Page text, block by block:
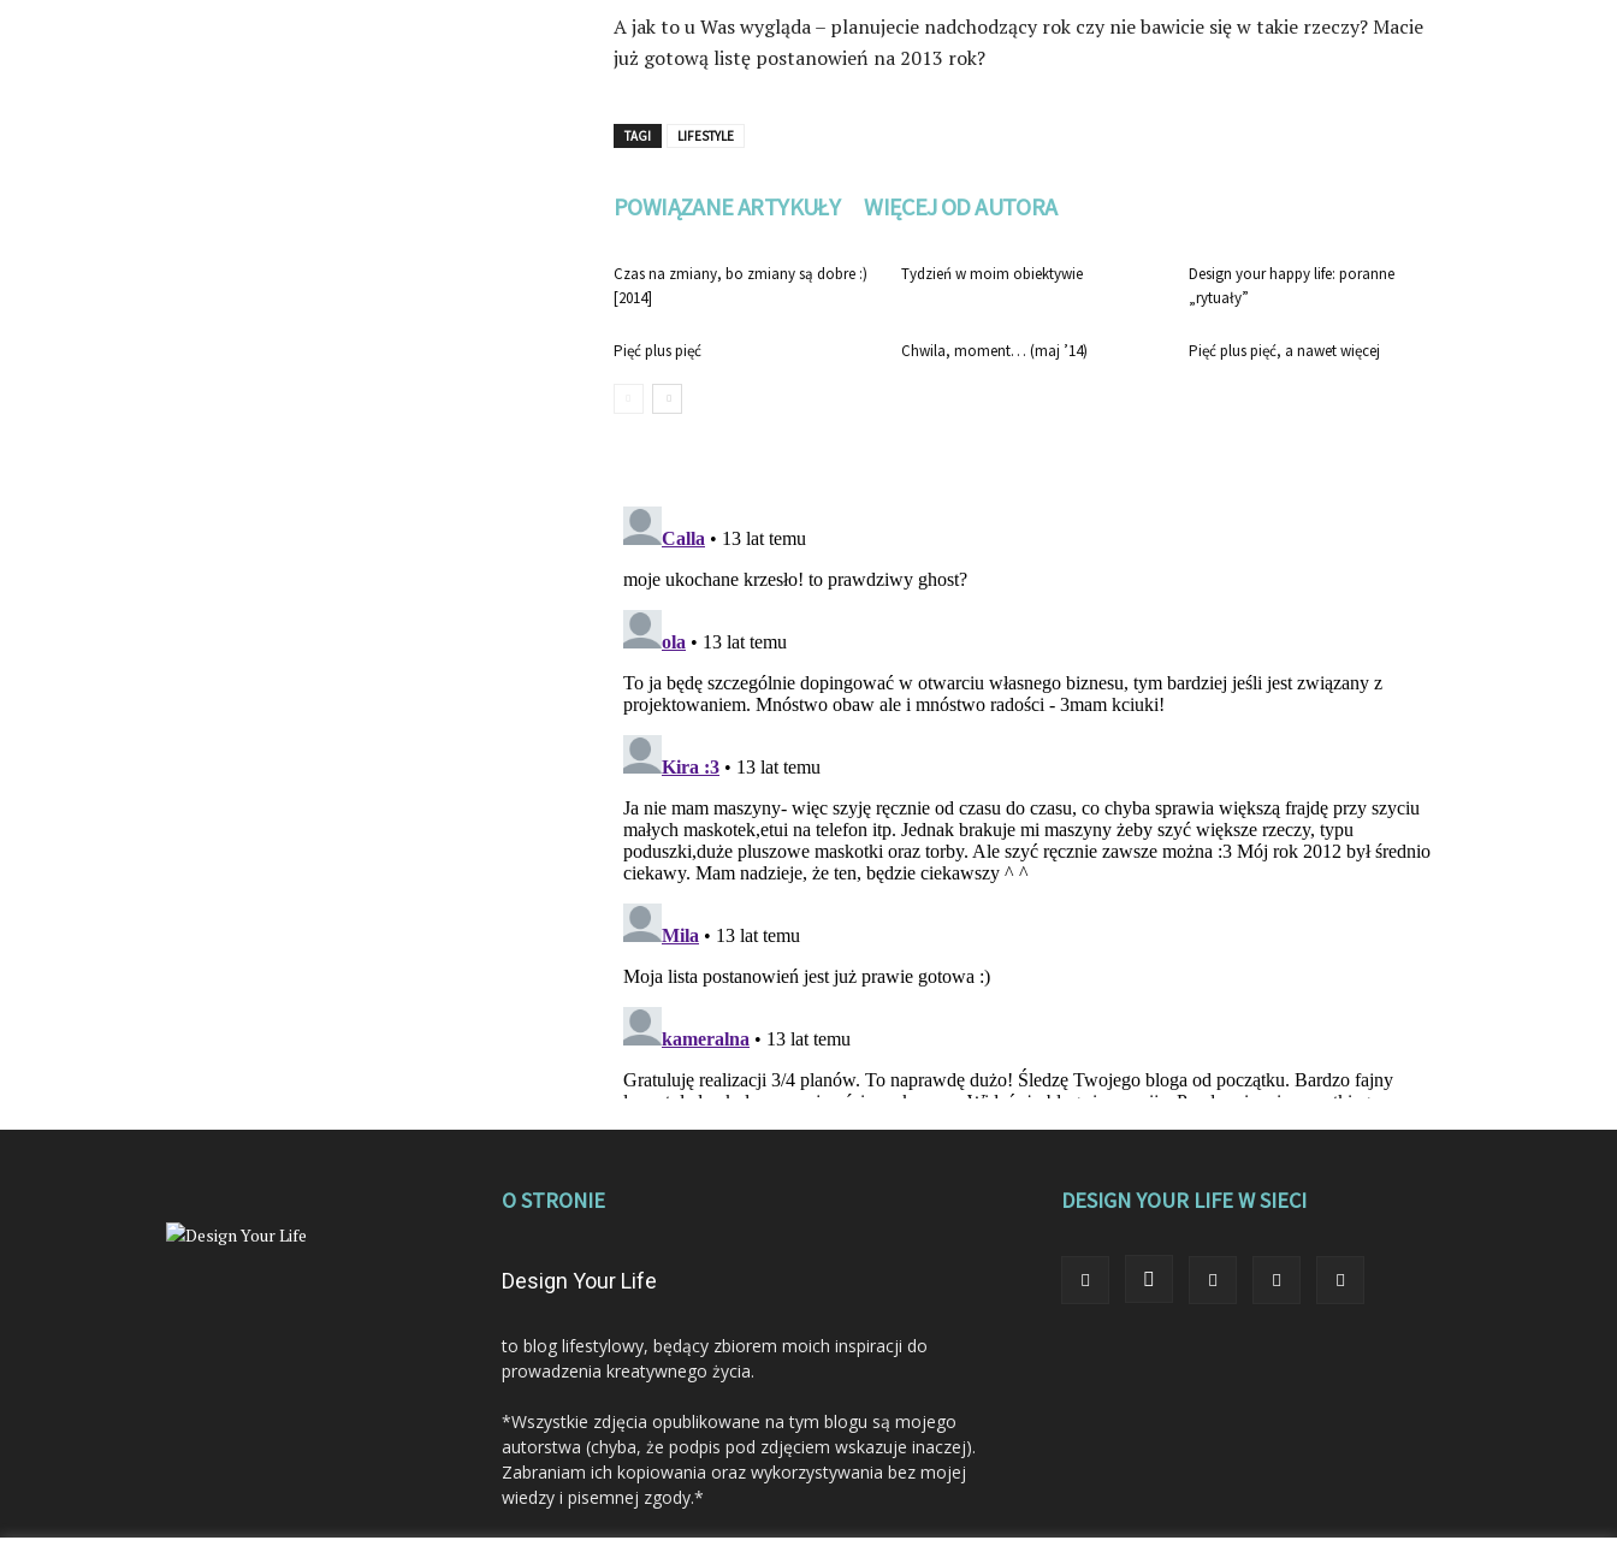
A jak to u Was wygląda – planujecie nadchodzący rok czy nie bawicie się w takie rzeczy? Macie
już gotową listę postanowień na 2013 rok?
TAGI LIFESTYLE
POWIĄZANE ARTYKUŁY WIĘCEJ OD AUTORA
Czas na zmiany, bo zmiany są dobre :)
[2014]
Tydzień w moim obiektywie
Design your happy life: poranne
„rytuały”
Pięć plus pięć Chwila, moment… (maj ’14) Pięć plus pięć, a nawet więcej
O STRONIE
Design Your Life
to blog lifestylowy, będący zbiorem moich inspiracji do
prowadzenia kreatywnego życia.
*Wszystkie zdjęcia opublikowane na tym blogu są mojego
autorstwa (chyba, że podpis pod zdjęciem wskazuje inaczej).
Zabraniam ich kopiowania oraz wykorzystywania bez mojej
wiedzy i pisemnej zgody.*
DESIGN YOUR LIFE W SIECI